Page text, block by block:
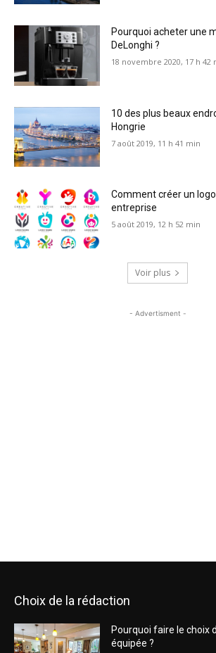
Pourquoi acheter une
DeLonghi ?
18 novembre 2020, 17 h 42
10 des plus beaux
Hongrie
7 août 2019, 11 h 41 min
Comment créer un
entreprise
5 août 2019, 12 h 52 min
Voir plus
- Advertisment -
Choix de la rédaction
Pourquoi faire le choix
équipée ?